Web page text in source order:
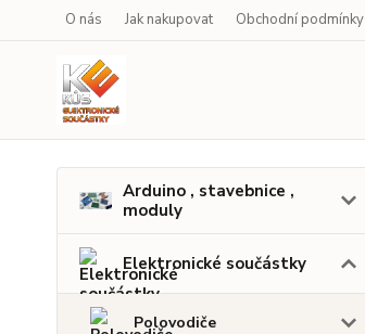
O nás Jak nakupovat Obchodní podmínky
Arduino , stavebnice ,
moduly
Elektronické součástky
Polovodiče